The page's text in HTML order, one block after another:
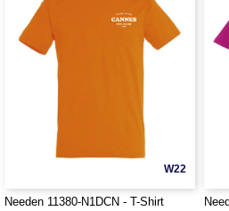
W22
Needen 11380-N1DCN - T-Shirt